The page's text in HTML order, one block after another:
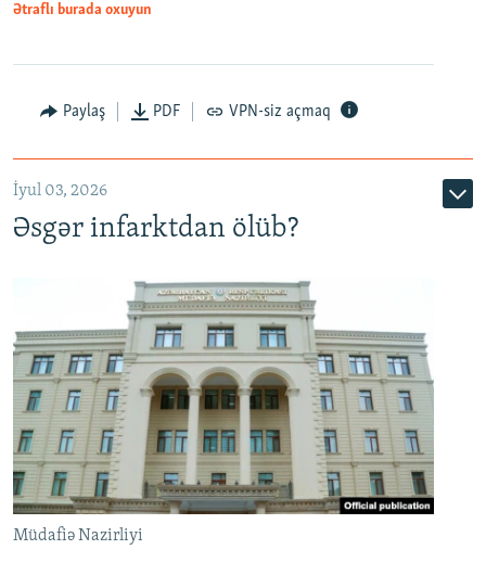
Auto 240p 360p 480p
720p 1080p
Ətraflı burada oxuyun
Paylaş PDF VPN-siz açmaq
İyul 03, 2026
Əsgər infarktdan ölüb?
Müdafiə Nazirliyi